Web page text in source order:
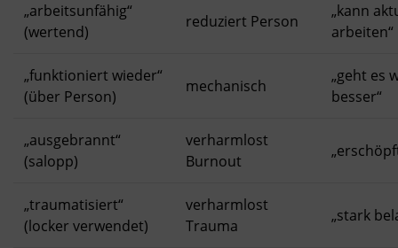
„arbeitsunfähig“
(wertend)
reduziert Person
„kann
arbeiten“
„funktioniert wieder“
(über Person)
mechanisch
„geht es
besser“
„ausgebrannt“
(salopp)
verharmlost
Burnout
„traumatisiert“
(locker verwendet)
verharmlost
Trauma
„stark